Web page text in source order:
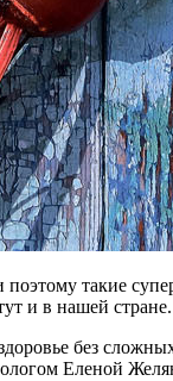
такие
и в нашей стране.
без
Еленой